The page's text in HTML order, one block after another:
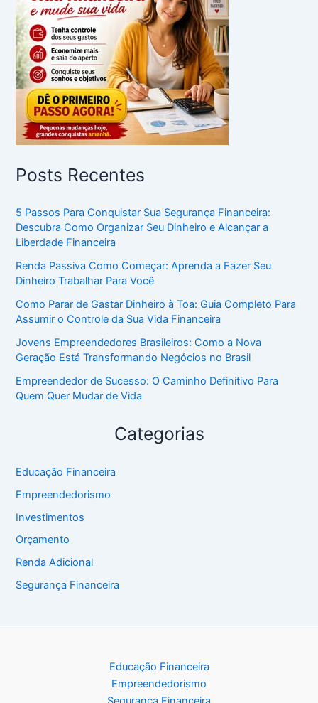
Posts Recentes
5 Passos Para Conquistar Sua Segurança Financeira:
Descubra Como Organizar Seu Dinheiro e Alcançar a
Liberdade Financeira
Renda Passiva Como Começar: Aprenda a Fazer Seu
Dinheiro Trabalhar Para Você
Como Parar de Gastar Dinheiro à Toa: Guia Completo Para
Assumir o Controle da Sua Vida Financeira
Jovens Empreendedores Brasileiros: Como a Nova
Geração Está Transformando Negócios no Brasil
Empreendedor de Sucesso: O Caminho Definitivo Para
Quem Quer Mudar de Vida
Categorias
Educação Financeira
Empreendedorismo
Investimentos
Orçamento
Renda Adicional
Segurança Financeira
Educação Financeira
Empreendedorismo